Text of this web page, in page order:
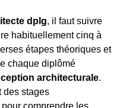
dplg, il faut suivre
habituellement cinq à
étapes théoriques et
chaque diplômé
architecturale.
des stages